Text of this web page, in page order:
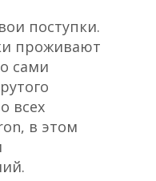
поступки.
проживают
сами
всех
в этом